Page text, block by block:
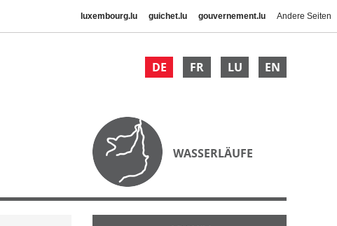
luxembourg.lu guichet.lu gouvernement.lu Andere Seiten
DE FR LU EN
WASSERLÄUFE